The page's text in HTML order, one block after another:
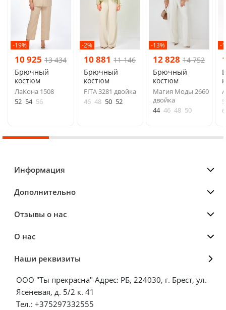
-19%
10 925 13 434
Брючный
костюм
ЛаКона 1508
52 54 56
-2%
10 881 11 146
Брючный
костюм
FITA 3281 двойка
46 48 50 52
-13%
12 828 14 752
Брючный
костюм
Магия Моды 2660
двойка
44 46 48 50
-
Информация
Дополнительно
Отзывы о нас
О нас
Наши реквизиты
ООО "Ты прекрасна" Адрес: РБ, 224030, г. Брест, ул.
Ясеневая, д. 5/2 к. 41
Тел.: +375297332555